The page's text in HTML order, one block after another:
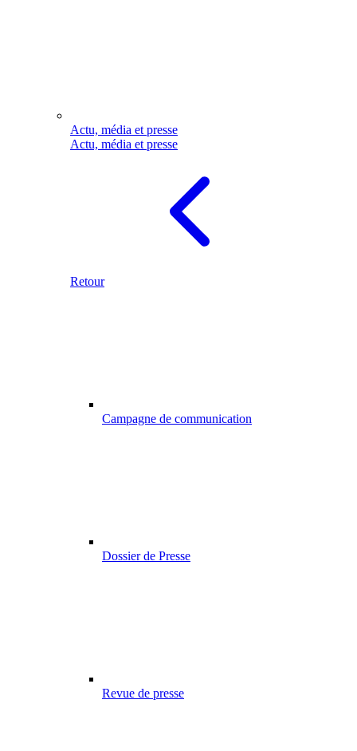
Actu, média et presse
Actu, média et presse
Retour
Campagne de communication
Dossier de Presse
Revue de presse